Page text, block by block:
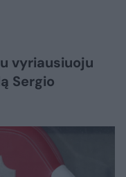
vyriausiuoju
Sergio